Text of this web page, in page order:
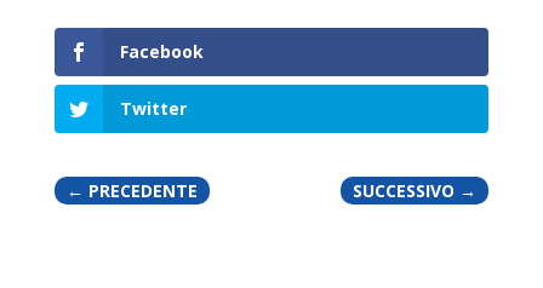
Facebook
Twitter
← PRECEDENTE SUCCESSIVO →